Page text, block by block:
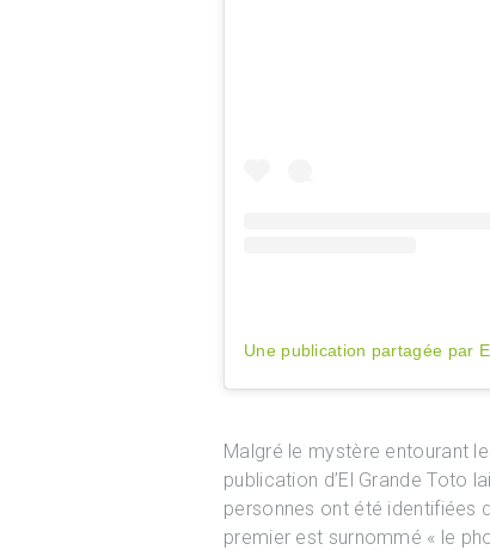
Malgré le mystère entourant
publication d’El Grande Toto
personnes ont été identifiées
premier est surnommé « le